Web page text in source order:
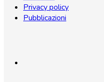
Privacy policy
Pubblicazioni